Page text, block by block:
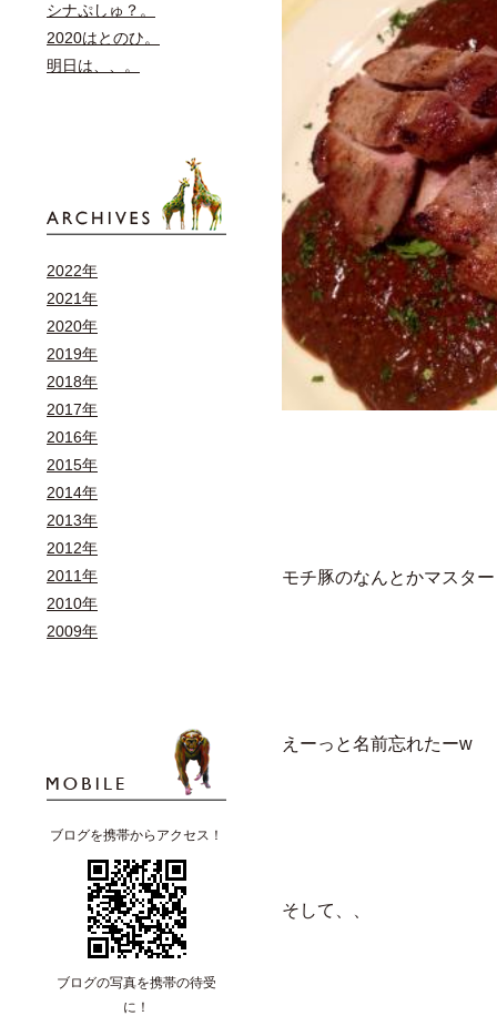
シナぷしゅ？。
2020はとのひ。
明日は、、。
2022年
2021年
2020年
2019年
2018年
2017年
2016年
2015年
2014年
2013年
2012年
2011年
2010年
2009年
ブログを携帯からアクセス！
ブログの写真を携帯の待受
に！
モチ豚のなんとかマスタ
えーっと名前忘れたーw
そして、、